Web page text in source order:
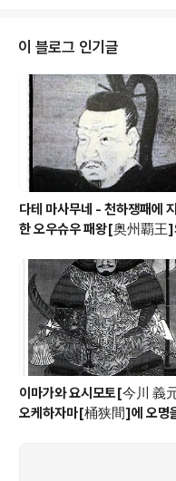
문에 소령(所領)을 얻고 거기에 또
[侍]의 본망인 것이다. 즉 “창 한
위해 전쟁터로 향한다”는 사상이며..
이 블로그 인기글
다테 마사무네 - 천하쟁패에
한 오우슈우 패왕[奥州覇王]
이마가와 요시모토[今川 義
오케하자마[桶狭間]에 오명